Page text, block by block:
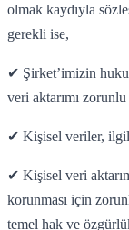
olmak kaydıyla
gerekli ise,
✔ Şirket’imizin
veri aktarımı zorunlu
✔ Kişisel veriler,
✔ Kişisel veri
korunması için
temel hak ve